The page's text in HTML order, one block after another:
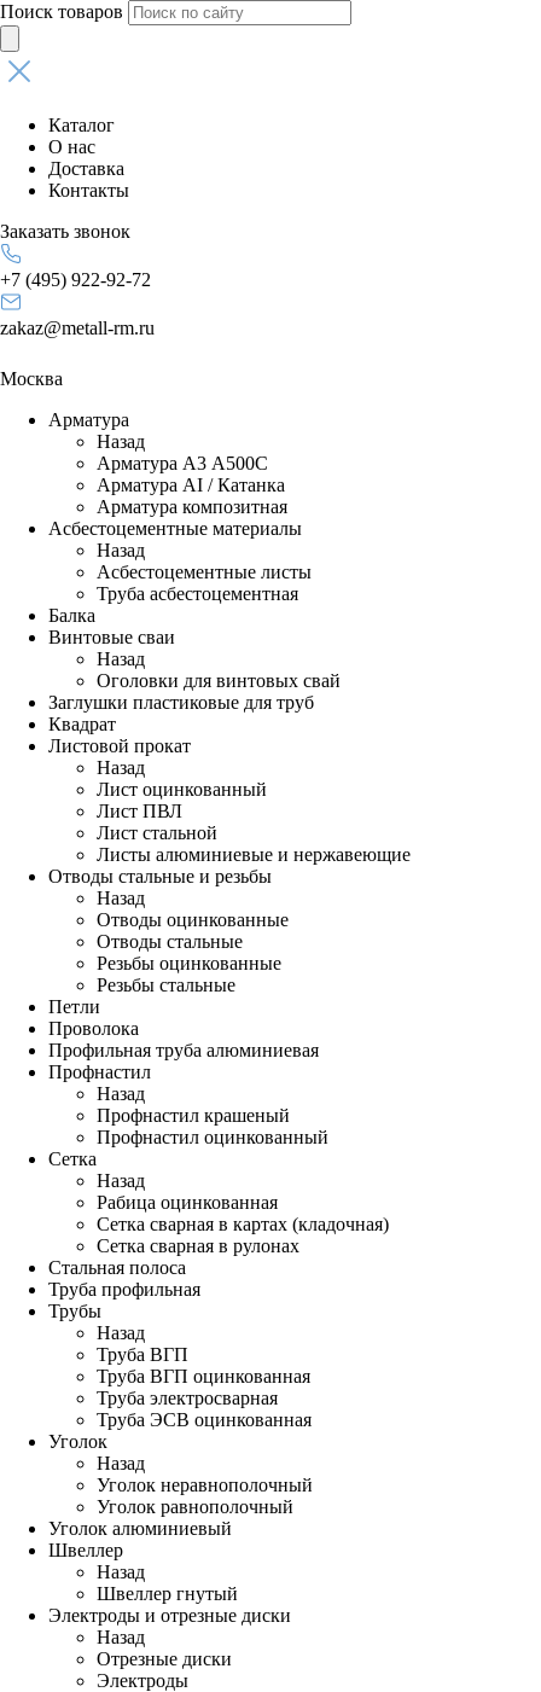
Поиск товаров
Каталог
О нас
Доставка
Контакты
Заказать звонок
+7 (495) 922-92-72
zakaz@metall-rm.ru
Москва
Арматура
Назад
Арматура А3 А500С
Арматура АI / Катанка
Арматура композитная
Асбестоцементные материалы
Назад
Асбестоцементные листы
Труба асбестоцементная
Балка
Винтовые сваи
Назад
Оголовки для винтовых свай
Заглушки пластиковые для труб
Квадрат
Листовой прокат
Назад
Лист оцинкованный
Лист ПВЛ
Лист стальной
Листы алюминиевые и нержавеющие
Отводы стальные и резьбы
Назад
Отводы оцинкованные
Отводы стальные
Резьбы оцинкованные
Резьбы стальные
Петли
Проволока
Профильная труба алюминиевая
Профнастил
Назад
Профнастил крашеный
Профнастил оцинкованный
Сетка
Назад
Рабица оцинкованная
Сетка сварная в картах (кладочная)
Сетка сварная в рулонах
Стальная полоса
Труба профильная
Трубы
Назад
Труба ВГП
Труба ВГП оцинкованная
Труба электросварная
Труба ЭСВ оцинкованная
Уголок
Назад
Уголок неравнополочный
Уголок равнополочный
Уголок алюминиевый
Швеллер
Назад
Швеллер гнутый
Электроды и отрезные диски
Назад
Отрезные диски
Электроды